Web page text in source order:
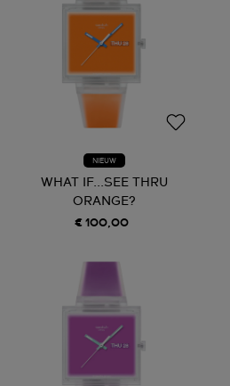
NIEUW
WHAT IF...SEE THRU
ORANGE?
€ 100,00